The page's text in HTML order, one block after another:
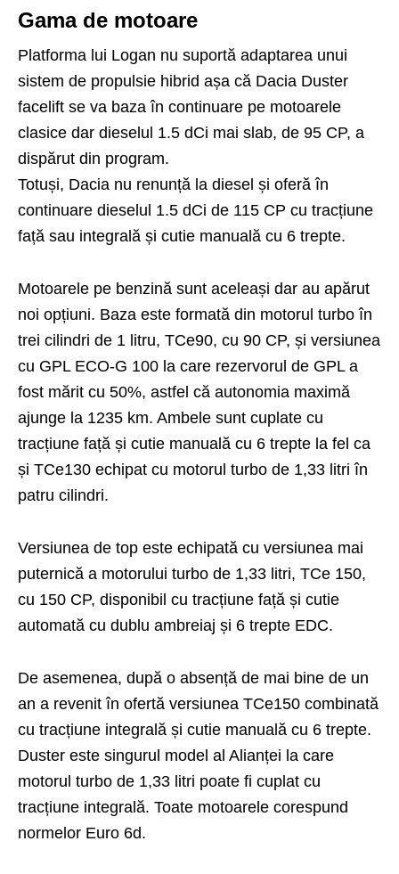
Gama de motoare
Platforma lui Logan nu suportă adaptarea unui
sistem de propulsie hibrid așa că Dacia Duster
facelift se va baza în continuare pe motoarele
clasice dar dieselul 1.5 dCi mai slab, de 95 CP, a
dispărut din program.
Totuși, Dacia nu renunță la diesel și oferă în
continuare dieselul 1.5 dCi de 115 CP cu tracțiune
față sau integrală și cutie manuală cu 6 trepte.
Motoarele pe benzină sunt aceleași dar au apărut
noi opțiuni. Baza este formată din motorul turbo în
trei cilindri de 1 litru, TCe90, cu 90 CP, și versiunea
cu GPL ECO-G 100 la care rezervorul de GPL a
fost mărit cu 50%, astfel că autonomia maximă
ajunge la 1235 km. Ambele sunt cuplate cu
tracțiune față și cutie manuală cu 6 trepte la fel ca
și TCe130 echipat cu motorul turbo de 1,33 litri în
patru cilindri.
Versiunea de top este echipată cu versiunea mai
puternică a motorului turbo de 1,33 litri, TCe 150,
cu 150 CP, disponibil cu tracțiune față și cutie
automată cu dublu ambreiaj și 6 trepte EDC.
De asemenea, după o absență de mai bine de un
an a revenit în ofertă versiunea TCe150 combinată
cu tracțiune integrală și cutie manuală cu 6 trepte.
Duster este singurul model al Alianței la care
motorul turbo de 1,33 litri poate fi cuplat cu
tracțiune integrală. Toate motoarele corespund
normelor Euro 6d.